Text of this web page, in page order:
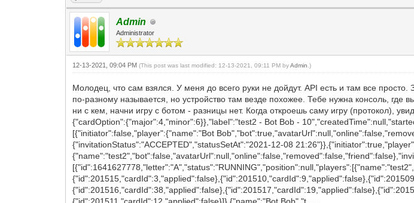
Admin
Administrator
12-13-2021, 09:04 PM(This post was last modified: 12-13-2021, 09:11 PM byAdmin .)
Молодец, что сам взялся. У меня до всего руки не дойдут. API есть и там все
по-разному называется, но устройство там везде похожее. Тебе нужна консоль,
ни с кем, начни игру с ботом - разницы нет. Когда откроешь саму игру (протокол),
{"cardOption":{"major":4,"minor":6}},"label":"test2 - Bot Bob -
[{"initiator":false,"player":{"name":"Bot
{"invitationStatus":"ACCEPTED","statusSetAt":"2021-12-08